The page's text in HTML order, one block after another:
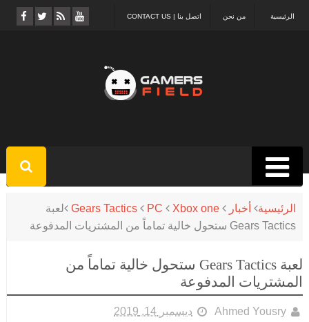
اتصل بنا | CONTACT US من نحن الرئيسية
الرئيسية أخبار Gears Tactics PC Xbox one
لعبة
Gears Tactics ستحول خالية تماماً من المشتريات المدفوعة
لعبة Gears Tactics ستحول خالية تماماً من
المشتريات المدفوعة
Ahmed Yousry ديسمبر 14, 2019